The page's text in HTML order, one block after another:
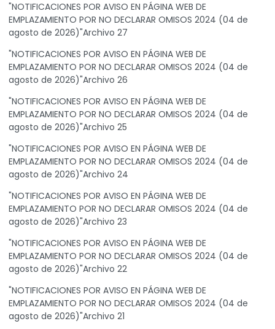
"NOTIFICACIONES POR AVISO EN PÁGINA WEB DE
EMPLAZAMIENTO POR NO DECLARAR OMISOS 2024 (04 de
agosto de 2026)"Archivo 27
"NOTIFICACIONES POR AVISO EN PÁGINA WEB DE
EMPLAZAMIENTO POR NO DECLARAR OMISOS 2024 (04 de
agosto de 2026)"Archivo 26
"NOTIFICACIONES POR AVISO EN PÁGINA WEB DE
EMPLAZAMIENTO POR NO DECLARAR OMISOS 2024 (04 de
agosto de 2026)"Archivo 25
"NOTIFICACIONES POR AVISO EN PÁGINA WEB DE
EMPLAZAMIENTO POR NO DECLARAR OMISOS 2024 (04 de
agosto de 2026)"Archivo 24
"NOTIFICACIONES POR AVISO EN PÁGINA WEB DE
EMPLAZAMIENTO POR NO DECLARAR OMISOS 2024 (04 de
agosto de 2026)"Archivo 23
"NOTIFICACIONES POR AVISO EN PÁGINA WEB DE
EMPLAZAMIENTO POR NO DECLARAR OMISOS 2024 (04 de
agosto de 2026)"Archivo 22
"NOTIFICACIONES POR AVISO EN PÁGINA WEB DE
EMPLAZAMIENTO POR NO DECLARAR OMISOS 2024 (04 de
agosto de 2026)"Archivo 21